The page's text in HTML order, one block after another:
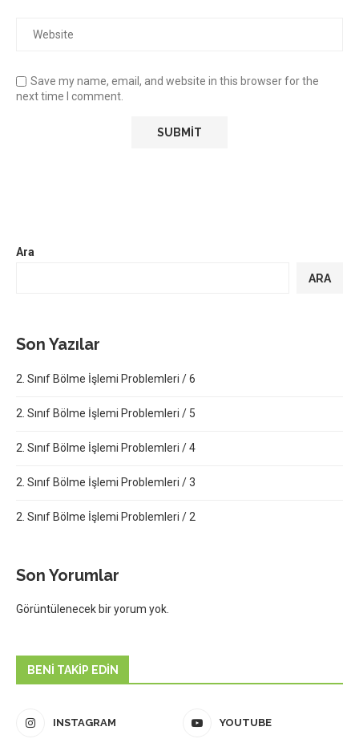
Save my name, email, and website in this browser for the
next time I comment.
Ara
ARA
Son Yazılar
2. Sınıf Bölme İşlemi Problemleri / 6
2. Sınıf Bölme İşlemi Problemleri / 5
2. Sınıf Bölme İşlemi Problemleri / 4
2. Sınıf Bölme İşlemi Problemleri / 3
2. Sınıf Bölme İşlemi Problemleri / 2
Son Yorumlar
Görüntülenecek bir yorum yok.
BENI TAKIP EDIN
INSTAGRAM YOUTUBE